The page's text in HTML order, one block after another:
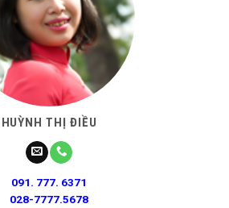
HUỲNH THỊ ĐIỀU
091. 777. 6371
028-7777.5678